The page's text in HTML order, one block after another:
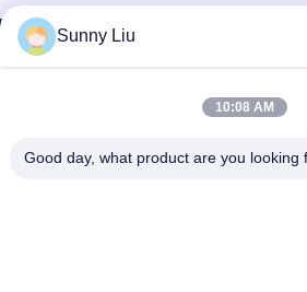
উচ্চ মানের পণ্য
Sunny Liu
10:08 AM
Good day, what product are you looking